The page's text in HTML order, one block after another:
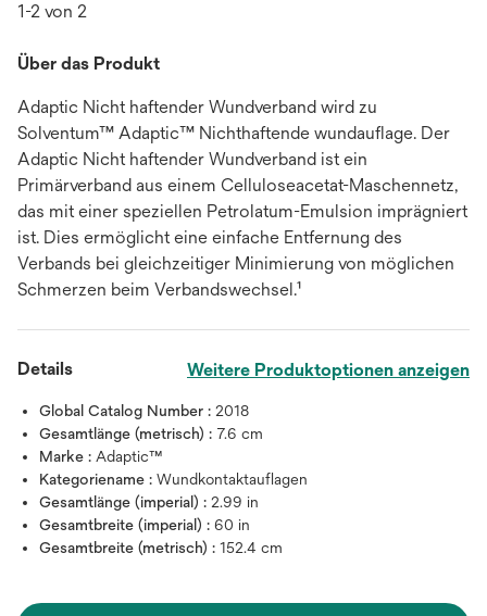
1-2 von 2
Über das Produkt
Adaptic Nicht haftender Wundverband wird zu
Solventum™ Adaptic™ Nichthaftende wundauflage. Der
Adaptic Nicht haftender Wundverband ist ein
Primärverband aus einem Celluloseacetat-Maschennetz,
das mit einer speziellen Petrolatum-Emulsion imprägniert
ist. Dies ermöglicht eine einfache Entfernung des
Verbands bei gleichzeitiger Minimierung von möglichen
Schmerzen beim Verbandswechsel.¹
Details Weitere Produktoptionen anzeigen
Global Catalog Number : 2018
Gesamtlänge (metrisch) : 7.6 cm
Marke : Adaptic™
Kategoriename : Wundkontaktauflagen
Gesamtlänge (imperial) : 2.99 in
Gesamtbreite (imperial) : 60 in
Gesamtbreite (metrisch) : 152.4 cm